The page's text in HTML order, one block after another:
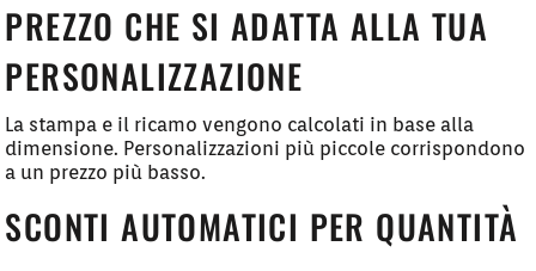
PREZZO CHE SI ADATTA ALLA TUA
PERSONALIZZAZIONE
La stampa e il ricamo vengono calcolati in base alla
dimensione. Personalizzazioni più piccole corrispondono
a un prezzo più basso.
SCONTI AUTOMATICI PER QUANTITÀ